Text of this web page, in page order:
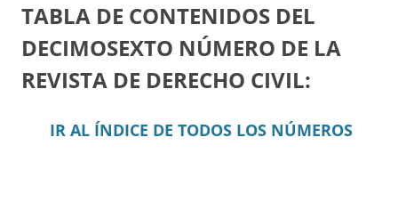
TABLA DE CONTENIDOS DEL
DECIMOSEXTO NÚMERO DE LA
REVISTA DE DERECHO CIVIL:
IR AL ÍNDICE DE TODOS LOS NÚMEROS